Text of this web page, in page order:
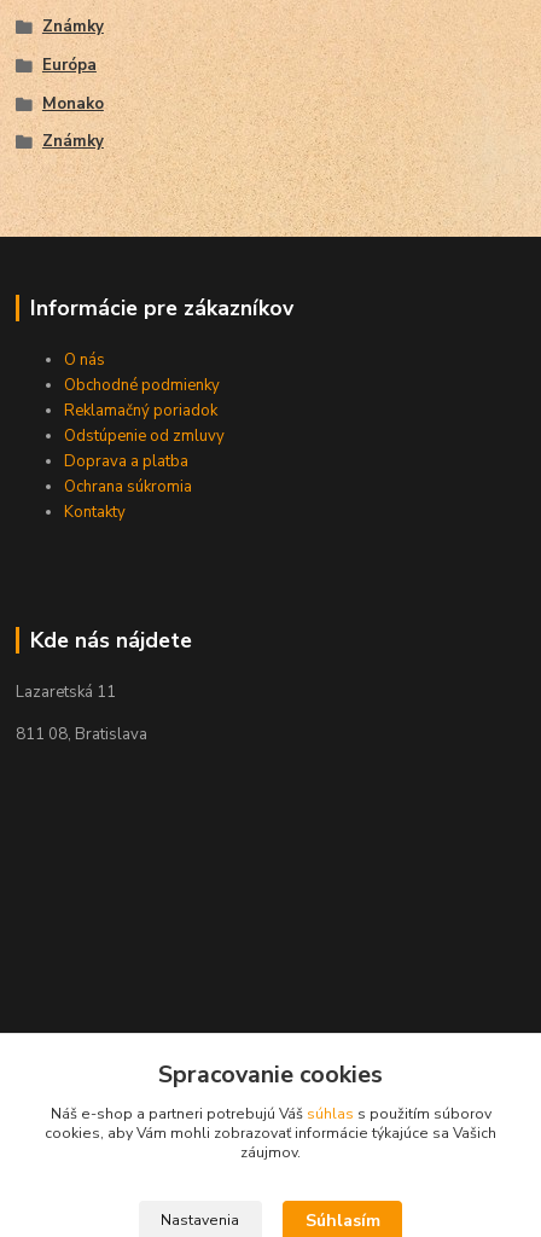
Známky
Európa
Monako
Známky
Informácie pre zákazníkov
O nás
Obchodné podmienky
Reklamačný poriadok
Odstúpenie od zmluvy
Doprava a platba
Ochrana súkromia
Kontakty
Kde nás nájdete
Lazaretská 11
811 08, Bratislava
Kontakty
obchod@filatelia-album.sk
Spracovanie cookies
Náš e-shop a partneri potrebujú Váš súhlas s použitím súborov
cookies, aby Vám mohli zobrazovať informácie týkajúce sa Vašich
záujmov.
Nastavenia Súhlasím